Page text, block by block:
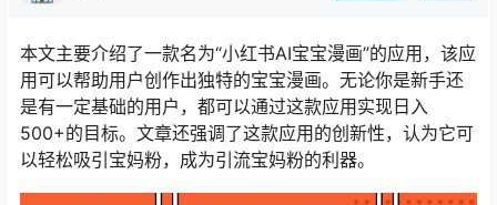
本文主要介绍了一款名为“小红书AI宝宝漫画”的应用，该应
用可以帮助用户创作出独特的宝宝漫画。无论你是新手还
是有一定基础的用户，都可以通过这款应用实现日入
500+的目标。文章还强调了这款应用的创新性，认为它可
以轻松吸引宝妈粉，成为引流宝妈粉的利器。